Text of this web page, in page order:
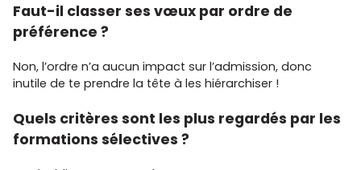
Faut-il classer ses vœux par ordre de
préférence ?
Non, l’ordre n’a aucun impact sur l’admission, donc
inutile de te prendre la tête à les hiérarchiser !
Quels critères sont les plus regardés par les
formations sélectives ?